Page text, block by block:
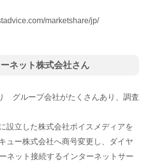
marketshare/jp/
ネット株式会社さん
グループ会社がたくさんあり、調査
設立した株式会社ボイスメディアを
ュー株式会社へ商号変更し、ダイヤ
ネット接続するインターネットサー